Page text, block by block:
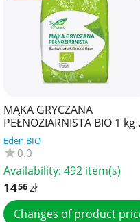
MĄKA GRYCZANA
PEŁNOZIARNISTA BIO 1 kg -
BIO PLANET
Eden BIO
0.0
Availability: 492 item(s)
1456zł
Changes of product